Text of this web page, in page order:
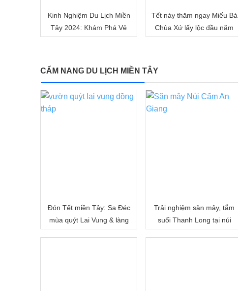
Kinh Nghiệm Du Lịch Miền
Tây 2024: Khám Phá Vẻ
Tết này thăm ngay Miếu Bà
Chùa Xứ lấy lộc đầu năm
CẨM NANG DU LỊCH MIỀN TÂY
Đón Tết miền Tây: Sa Đéc
mùa quýt Lai Vung & làng
Trải nghiệm săn mây, tắm
suối Thanh Long tại núi